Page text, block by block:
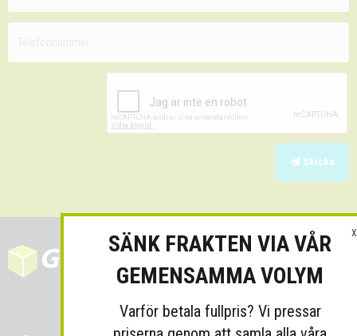
Skicka
X
SÄNK FRAKTEN VIA VÅR
GEMENSAMMA VOLYM
Varför betala fullpris? Vi pressar